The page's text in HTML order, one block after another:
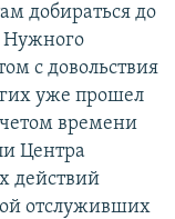
добираться до
Нужного
с довольствия
уже прошел
времени
Центра
действий
отслуживших